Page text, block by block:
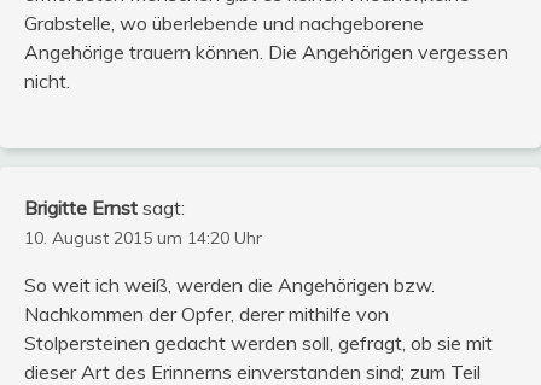
Grabstelle, wo überlebende und nachgeborene
Angehörige trauern können. Die Angehörigen vergessen
nicht.
Brigitte Ernst sagt:
10. August 2015 um 14:20 Uhr
So weit ich weiß, werden die Angehörigen bzw.
Nachkommen der Opfer, derer mithilfe von
Stolpersteinen gedacht werden soll, gefragt, ob sie mit
dieser Art des Erinnerns einverstanden sind; zum Teil